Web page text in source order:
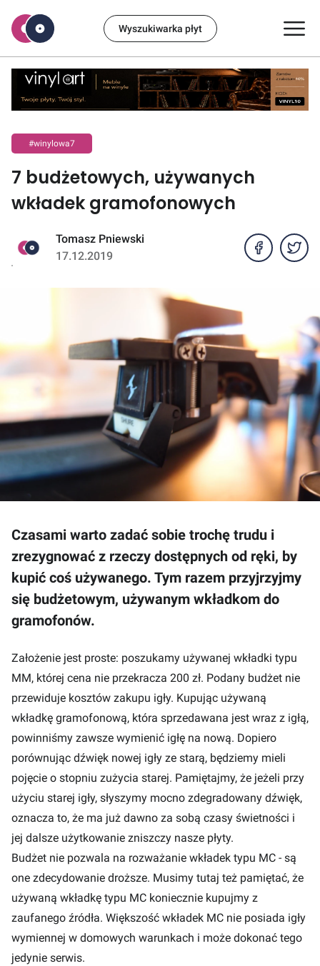
Wyszukiwarka płyt
#winylowa7
7 budżetowych, używanych
wkładek gramofonowych
Tomasz Pniewski
17.12.2019
Czasami warto zadać sobie trochę trudu i
zrezygnować z rzeczy dostępnych od ręki, by
kupić coś używanego. Tym razem przyjrzyjmy
się budżetowym, używanym wkładkom do
gramofonów.
Założenie jest proste: poszukamy używanej wkładki typu
MM, której cena nie przekracza 200 zł. Podany budżet nie
przewiduje kosztów zakupu igły. Kupując używaną
wkładkę gramofonową, która sprzedawana jest wraz z igłą,
powinniśmy zawsze wymienić igłę na nową. Dopiero
porównując dźwięk nowej igły ze starą, będziemy mieli
pojęcie o stopniu zużycia starej. Pamiętajmy, że jeżeli przy
użyciu starej igły, słyszymy mocno zdegradowany dźwięk,
oznacza to, że ma już dawno za sobą czasy świetności i
jej dalsze użytkowanie zniszczy nasze płyty.
Budżet nie pozwala na rozważanie wkładek typu MC - są
one zdecydowanie droższe. Musimy tutaj też pamiętać, że
używaną wkładkę typu MC koniecznie kupujmy z
zaufanego źródła. Większość wkładek MC nie posiada igły
wymiennej w domowych warunkach i może dokonać tego
jedynie serwis.